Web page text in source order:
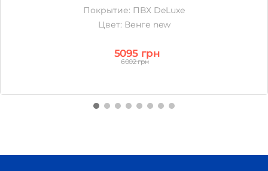
Покрытие: ПВХ DeLuxe
Цвет: Венге new
5095 грн
6002 грн